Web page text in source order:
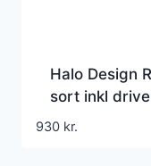
Halo Design
sort inkl
930 kr.